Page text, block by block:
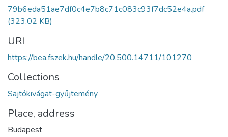
79b6eda51ae7df0c4e7b8c71c083c93f7dc52e4a.pdf
(323.02 KB)
URI
https://bea.fszek.hu/handle/20.500.14711/101270
Collections
Sajtókivágat-gyűjtemény
Place, address
Budapest